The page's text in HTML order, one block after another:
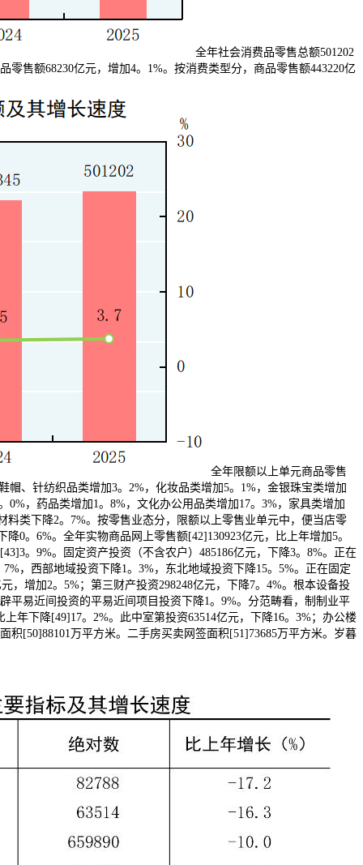
全年社会消费品零售总额501202
售额68230亿元，增加4。1%。按消费类型分，商品零售额443220亿
全年限额以上单元商品零售
、针纺织品类增加3。2%，化妆品类增加5。1%，金银珠宝类增加
，药品类增加1。8%，文化办公用品类增加17。3%，家具类增加
料类下降2。7%。按零售业态分，限额以上零售业单元中，便当店零
0。6%。全年实物商品网上零售额[42]130923亿元，比上年增加5。
。9%。固定资产投资（不含农户）485186亿元，下降3。8%。正在
，西部地域投资下降1。3%，东北地域投资下降15。5%。正在固定
，增加2。5%；第三财产投资298248亿元，下降7。4%。根本设备投
平易近间投资的平易近间项目投资下降1。9%。分范畴看，制制业平
年下降[49]17。2%。此中室第投资63514亿元，下降16。3%；办公楼
积[50]88101万平方米。二手房买卖网签面积[51]73685万平方米。岁暮